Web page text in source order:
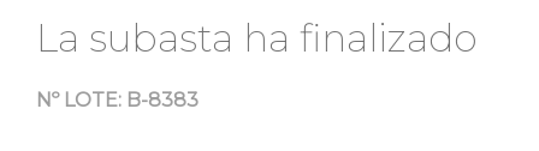
La subasta ha finalizado
Nº LOTE: B-8383